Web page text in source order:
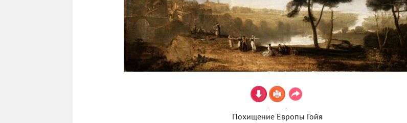
Похищение Европы Гойя